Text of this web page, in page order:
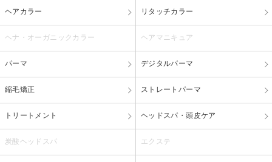
ヘアカラー リタッチカラー
ヘナ・オーガニックカラー ヘアマニキュア
パーマ デジタルパーマ
縮毛矯正 ストレートパーマ
トリートメント ヘッドスパ・頭皮ケア
炭酸ヘッドスパ エクステ